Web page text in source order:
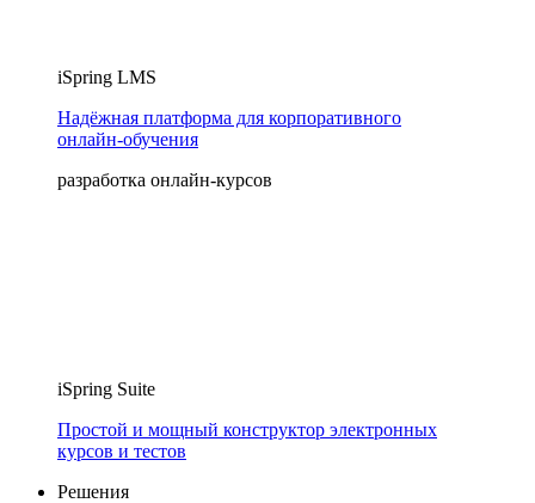
iSpring LMS
Надёжная платформа для корпоративного
онлайн‑обучения
разработка онлайн-курсов
iSpring Suite
Простой и мощный конструктор электронных
курсов и тестов
Решения